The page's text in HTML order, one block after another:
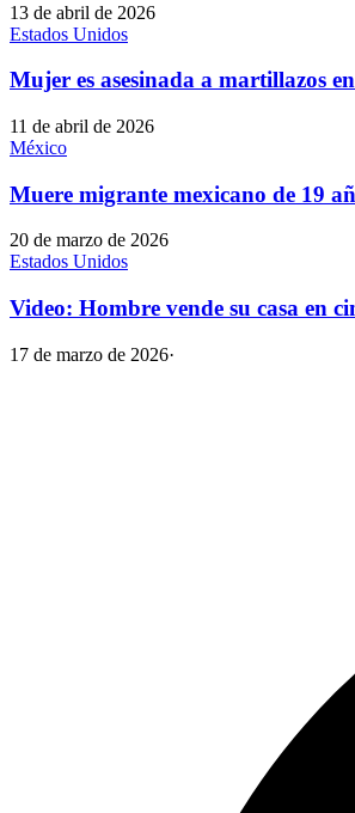
13 de abril de 2026
Estados Unidos
Mujer es asesinada a martillazos
11 de abril de 2026
México
Muere migrante mexicano de 19
20 de marzo de 2026
Estados Unidos
Video: Hombre vende su casa en
17 de marzo de 2026·